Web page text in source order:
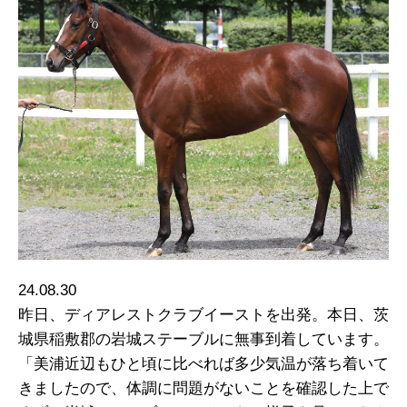
24.08.30
昨日、ディアレストクラブイーストを出発。本日、茨
城県稲敷郡の岩城ステーブルに無事到着しています。
「美浦近辺もひと頃に比べれば多少気温が落ち着いて
きましたので、体調に問題がないことを確認した上で